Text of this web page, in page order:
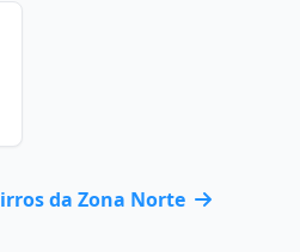
da Zona Norte